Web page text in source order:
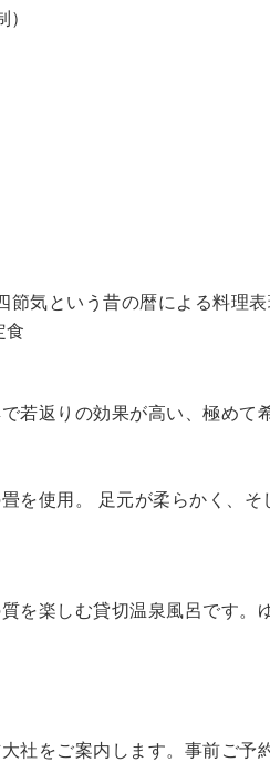
気という昔の暦による料理表
食
若返りの効果が高い、極めて
を使用。 足元が柔らかく、そ
を楽しむ貸切温泉風呂です。
社をご案内します。 事前ご予